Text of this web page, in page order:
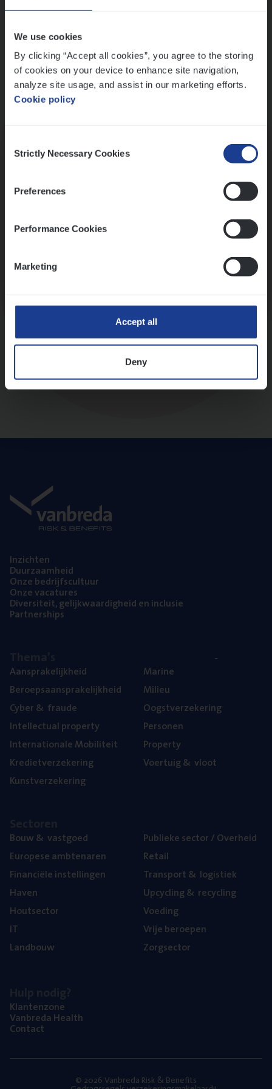
We use cookies
By clicking “Accept all cookies”, you agree to the storing
of cookies on your device to enhance site navigation,
analyze site usage, and assist in our marketing efforts.
Cookie policy
Selection
Strictly Necessary Cookies
Preferences
Performance Cookies
Marketing
Accept all
Deny
Inzich­ten
Duur­zaam­heid
Onze bedrijfs­cul­tuur
Onze vaca­tu­res
Diver­si­teit, gelijk­waar­dig­heid en inclusie
Part­ner­ships
Aan­spra­ke­lijk­heid
Beroeps­aan­spra­ke­lijk­heid
Cyber& fraude
Intel­lec­tu­al property
Inter­na­ti­o­na­le Mobiliteit
Kre­diet­ver­ze­ke­ring
Kunst­ver­ze­ke­ring
Mari­ne
Mili­eu
Oogst­ver­ze­ke­ring
Per­so­nen
Pro­per­ty
Voer­tuig& vloot
Bouw& vastgoed
Euro­pe­se ambtenaren
Finan­ci­ë­le instellingen
Haven
Hout­sec­tor
IT
Land­bouw
Publie­ke sec­tor / Overheid
Retail
Trans­port& logistiek
Upcy­cling& recycling
Voe­ding
Vrije beroe­pen
Zorg­sec­tor
Klan­ten­zo­ne
Van­b­re­da Health
Con­tact
© 2026 Vanbreda Risk & Benefits